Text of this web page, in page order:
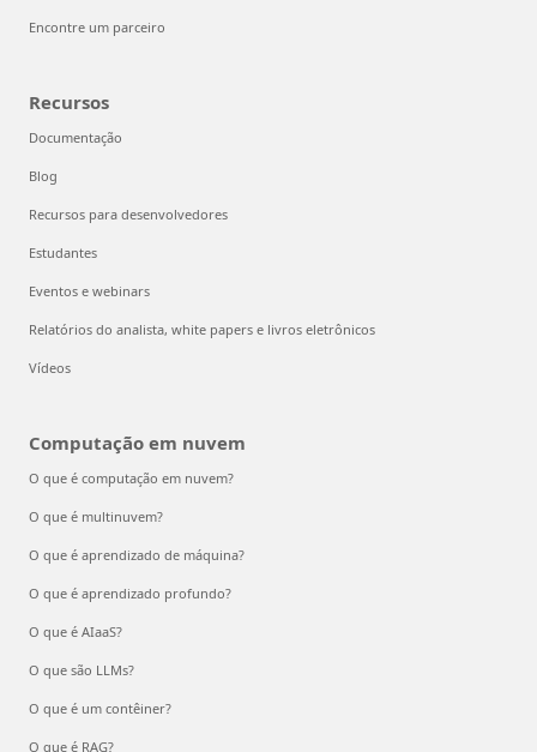
Encontre um parceiro
Recursos
Documentação
Blog
Recursos para desenvolvedores
Estudantes
Eventos e webinars
Relatórios do analista, white papers e livros eletrônicos
Vídeos
Computação em nuvem
O que é computação em nuvem?
O que é multinuvem?
O que é aprendizado de máquina?
O que é aprendizado profundo?
O que é AIaaS?
O que são LLMs?
O que é um contêiner?
O que é RAG?